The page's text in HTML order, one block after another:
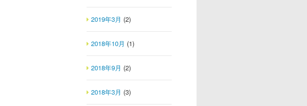
2019年3月 (2)
2018年10月 (1)
2018年9月 (2)
2018年3月 (3)